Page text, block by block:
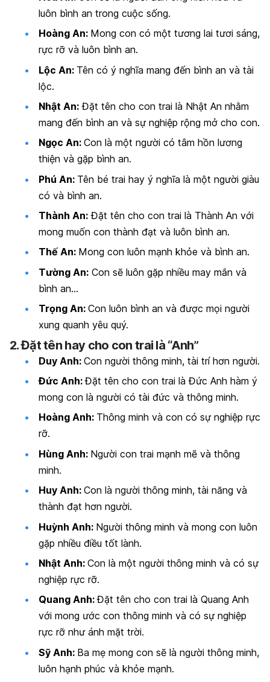
luôn bình an trong cuộc sống.
Hoàng An: Mong con có một tương lai tươi sáng,
rực rỡ và luôn bình an.
Lộc An: Tên có ý nghĩa mang đến bình an và tài
lộc.
Nhật An: Đặt tên cho con trai là Nhật An nhằm
mang đến bình an và sự nghiệp rộng mở cho con.
Ngọc An: Con là một người có tâm hồn lương
thiện và gặp bình an.
Phú An: Tên bé trai hay ý nghĩa là một người giàu
có và bình an.
Thành An: Đặt tên cho con trai là Thành An với
mong muốn con thành đạt và luôn bình an.
Thế An: Mong con luôn mạnh khỏe và bình an.
Tường An: Con sẽ luôn gặp nhiều may mắn và
bình an…
Trọng An: Con luôn bình an và được mọi người
xung quanh yêu quý.
2. Đặt tên hay cho con trai là “Anh”
Duy Anh: Con người thông minh, tài trí hơn người.
Đức Anh:Đặt tên cho con trai là Đức Anh hàm ý
mong con là người có tài đức và thông minh.
Hoàng Anh: Thông minh và con có sự nghiệp rực
rỡ.
Hùng Anh: Người con trai mạnh mẽ và thông
minh.
Huy Anh: Con là người thông minh, tài năng và
thành đạt hơn người.
Huỳnh Anh: Người thông minh và mong con luôn
gặp nhiều điều tốt lành.
Nhật Anh: Con là một người thông minh và có sự
nghiệp rực rỡ.
Quang Anh:Đặt tên cho con trai là Quang Anh
với mong ước con thông minh và có sự nghiệp
rực rỡ như ánh mặt trời.
Sỹ Anh: Ba mẹ mong con sẽ là người thông minh,
luôn hạnh phúc và khỏe mạnh.